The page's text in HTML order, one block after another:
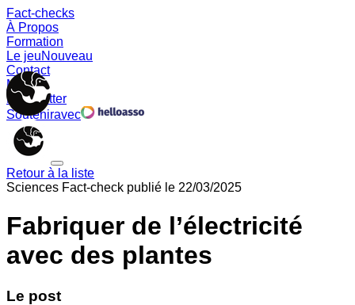
Fact-checks
À Propos
Formation
Le jeuNouveau
Contact
Memes
Newsletter
Souteniravec
Retour à la liste
Sciences Fact-check publié le 22/03/2025
Fabriquer de l’électricité
avec des plantes
Le post